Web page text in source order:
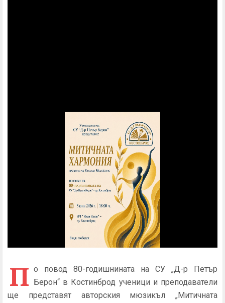
П о повод 80-годишнината на СУ „Д-р Петър
Берон“ в Костинброд ученици и преподаватели
ще представят авторския мюзикъл „Митичната